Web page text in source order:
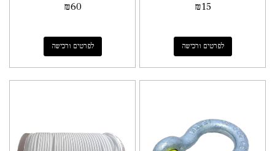
₪15
לפרטים ורכישה
₪60
לפרטים ורכישה